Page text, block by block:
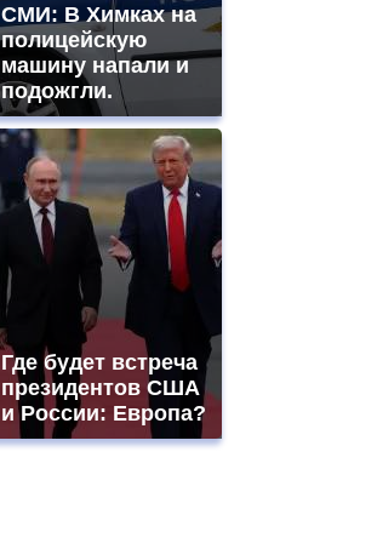
СМИ: В Химках на
полицейскую
машину напали и
подожгли.
Где будет встреча
президентов США
и России: Европа?